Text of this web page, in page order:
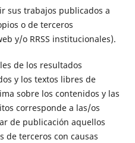
sus trabajos publicados a
o de terceros
y/o RRSS institucionales).
de los resultados
y los textos libres de
sobre los contenidos y las
corresponde a las/os
de publicación aquellos
de terceros con causas